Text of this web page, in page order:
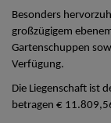
Besonders
großzügigem
Gartenschuppen
Verfügung.
Die Liegenschaft ist
betragen €